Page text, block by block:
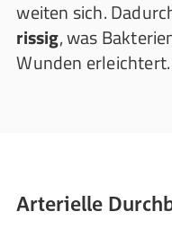
weiten sich.
rissig, was
Wunden erleichtert.
Arterielle